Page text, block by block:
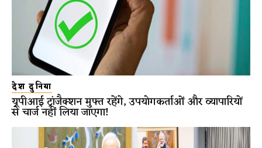
देश दुनिया
यूपीआई ट्रांजैक्शन मुफ्त रहेंगे, उपयोगकर्ताओं और व्यापारियों
से चार्ज नहीं लिया जाएगा!